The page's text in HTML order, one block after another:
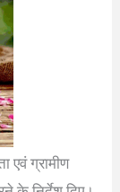
एवं ग्रामीण